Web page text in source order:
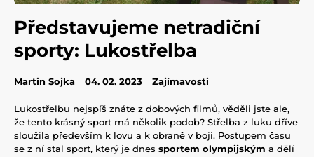
Představujeme netradiční
sporty: Lukostřelba
Martin Sojka 04. 02. 2023 Zajímavosti
Lukostřelbu nejspíš znáte z dobových filmů, věděli jste ale,
že tento krásný sport má několik podob? Střelba z luku dříve
sloužila především k lovu a k obraně v boji. Postupem času
se z ní stal sport, který je dnes sportem olympijským a dělí